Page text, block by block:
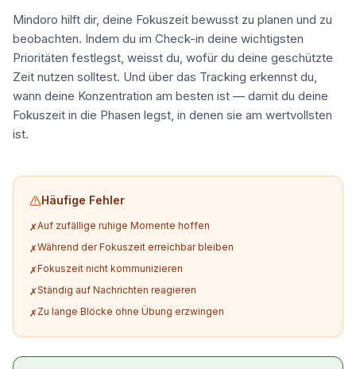
Mindoro hilft dir, deine Fokuszeit bewusst zu planen und zu
beobachten. Indem du im Check-in deine wichtigsten
Prioritäten festlegst, weisst du, wofür du deine geschützte
Zeit nutzen solltest. Und über das Tracking erkennst du,
wann deine Konzentration am besten ist — damit du deine
Fokuszeit in die Phasen legst, in denen sie am wertvollsten
ist.
Häufige Fehler
✗Auf zufällige ruhige Momente hoffen
✗Während der Fokuszeit erreichbar bleiben
✗Fokuszeit nicht kommunizieren
✗Ständig auf Nachrichten reagieren
✗Zu lange Blöcke ohne Übung erzwingen